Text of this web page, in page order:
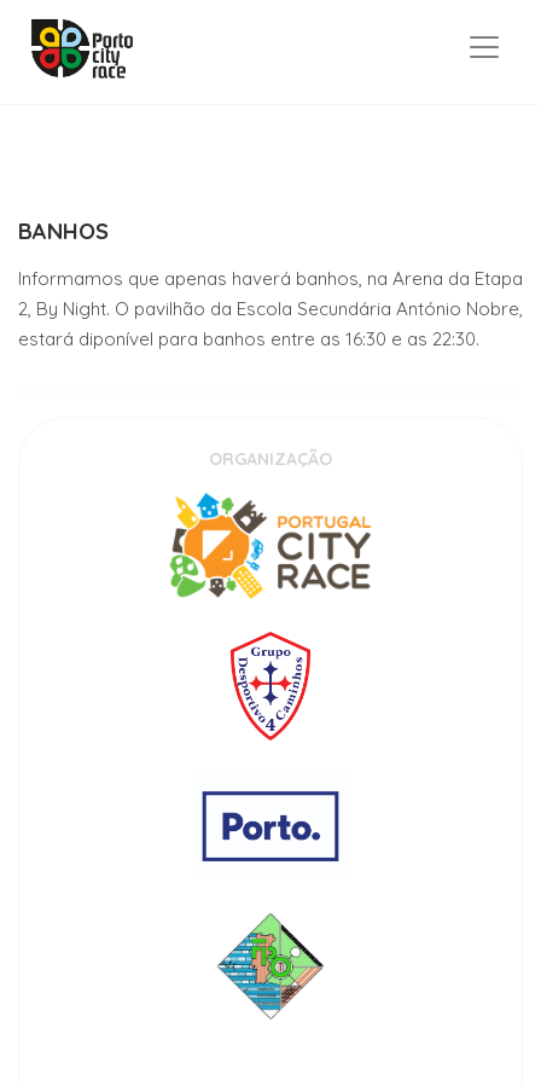
BANHOS
Informamos que apenas haverá banhos, na Arena da Etapa
2, By Night. O pavilhão da Escola Secundária António Nobre,
estará diponível para banhos entre as 16:30 e as 22:30.
ORGANIZAÇÃO